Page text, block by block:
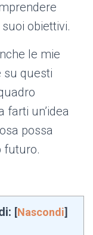
obiettivi.
le mie
su questi
farti un’idea
possa
futuro.
[Nascondi]